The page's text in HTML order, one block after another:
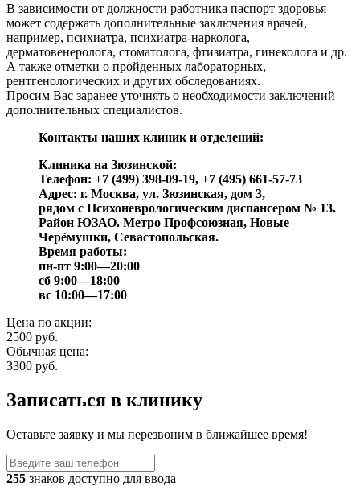
В зависимости от должности работника паспорт здоровья
может содержать дополнительные заключения врачей,
например, психиатра, психиатра-нарколога,
дерматовенеролога, стоматолога, фтизиатра, гинеколога и др.
А также отметки о пройденных лабораторных,
рентгенологических и других обследованиях.
Просим Вас заранее уточнять о необходимости заключений
дополнительных специалистов.
Контакты наших клиник и отделений:
Клиника на Зюзинской:
Телефон: +7 (499) 398-09-19, +7 (495) 661-57-73
Адрес: г. Москва, ул. Зюзинская, дом 3,
рядом с Психоневрологическим диспансером № 13.
Район ЮЗАО. Метро Профсоюзная, Новые
Черёмушки, Севастопольская.
Время работы:
пн-пт 9:00—20:00
сб 9:00—18:00
вс 10:00—17:00
Цена по акции:
2500 руб.
Обычная цена:
3300 руб.
Записаться в клинику
Оставьте заявку и мы перезвоним в ближайшее время!
255 знаков доступно для ввода